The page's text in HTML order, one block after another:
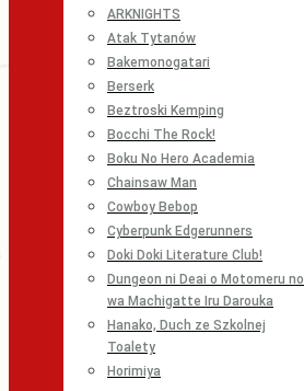
ARKNIGHTS
Atak Tytanów
Bakemonogatari
Berserk
Beztroski Kemping
Bocchi The Rock!
Boku No Hero Academia
Chainsaw Man
Cowboy Bebop
Cyberpunk Edgerunners
Doki Doki Literature Club!
Dungeon ni Deai o Motomeru no
wa Machigatte Iru Darouka
Hanako, Duch ze Szkolnej
Toalety
Horimiya